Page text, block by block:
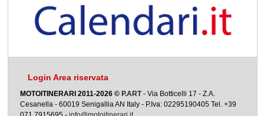
Login Area riservata
MOTOITINERARI 2011-2026 © P.ART- Via Botticelli 17 - Z.A.
Cesanella - 60019 Senigallia AN Italy - P.Iva: 02295190405 Tel. +39